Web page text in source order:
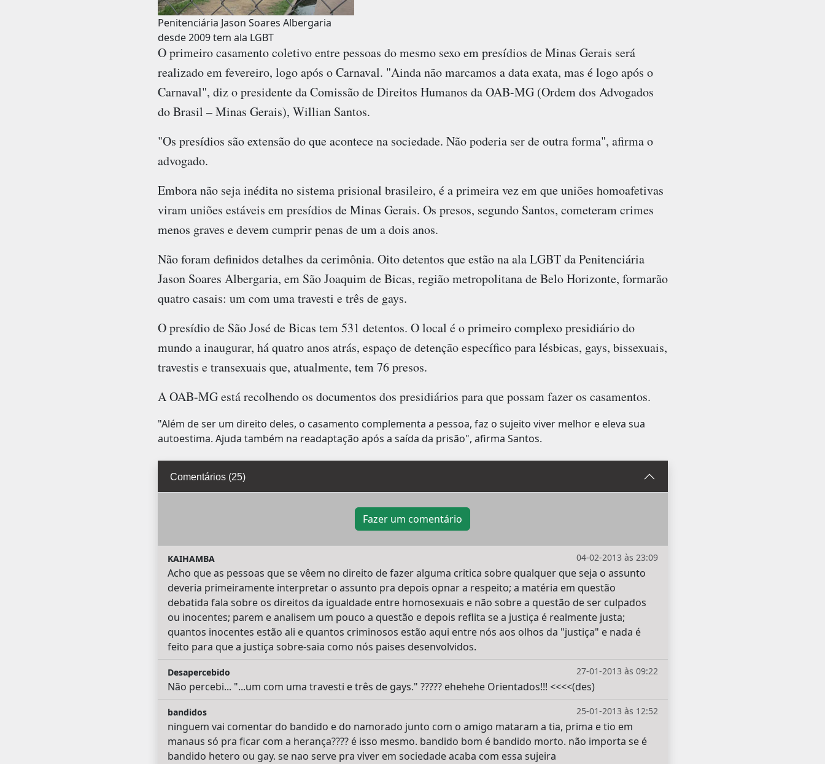
Penitenciária Jason Soares Albergaria
desde 2009 tem ala LGBT
O primeiro casamento coletivo entre pessoas do mesmo sexo em presídios de Minas Gerais será
realizado em fevereiro, logo após o Carnaval. "Ainda não marcamos a data exata, mas é logo após o
Carnaval", diz o presidente da Comissão de Direitos Humanos da OAB-MG (Ordem dos Advogados
do Brasil – Minas Gerais), Willian Santos.
"Os presídios são extensão do que acontece na sociedade. Não poderia ser de outra forma", afirma o
advogado.
Embora não seja inédita no sistema prisional brasileiro, é a primeira vez em que uniões homoafetivas
viram uniões estáveis em presídios de Minas Gerais. Os presos, segundo Santos, cometeram crimes
menos graves e devem cumprir penas de um a dois anos.
Não foram definidos detalhes da cerimônia. Oito detentos que estão na ala LGBT da Penitenciária
Jason Soares Albergaria, em São Joaquim de Bicas, região metropolitana de Belo Horizonte, formarão
quatro casais: um com uma travesti e três de gays.
O presídio de São José de Bicas tem 531 detentos. O local é o primeiro complexo presidiário do
mundo a inaugurar, há quatro anos atrás, espaço de detenção específico para lésbicas, gays, bissexuais,
travestis e transexuais que, atualmente, tem 76 presos.
A OAB-MG está recolhendo os documentos dos presidiários para que possam fazer os casamentos.
"Além de ser um direito deles, o casamento complementa a pessoa, faz o sujeito viver melhor e eleva sua
autoestima. Ajuda também na readaptação após a saída da prisão", afirma Santos.
Comentários (25)
Fazer um comentário
04-02-2013 às 23:09
KAIHAMBA
Acho que as pessoas que se vêem no direito de fazer alguma critica sobre qualquer que seja o assunto
deveria primeiramente interpretar o assunto pra depois opnar a respeito; a matéria em questão
debatida fala sobre os direitos da igualdade entre homosexuais e não sobre a questão de ser culpados
ou inocentes; parem e analisem um pouco a questão e depois reflita se a justiça é realmente justa;
quantos inocentes estão ali e quantos criminosos estão aqui entre nós aos olhos da "justiça" e nada é
feito para que a justiça sobre-saia como nós paises desenvolvidos.
27-01-2013 às 09:22
Desapercebido
Não percebi... "...um com uma travesti e três de gays." ????? ehehehe Orientados!!! <<<<(des)
25-01-2013 às 12:52
bandidos
ninguem vai comentar do bandido e do namorado junto com o amigo mataram a tia, prima e tio em
manaus só pra ficar com a herança???? é isso mesmo. bandido bom é bandido morto. não importa se é
bandido hetero ou gay. se nao serve pra viver em sociedade acaba com essa sujeira